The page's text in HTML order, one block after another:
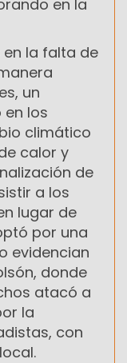
en la
en la falta de
un
los
climático
calor y
de
a los
lugar de
por una
evidencian
donde
atacó a
la
con